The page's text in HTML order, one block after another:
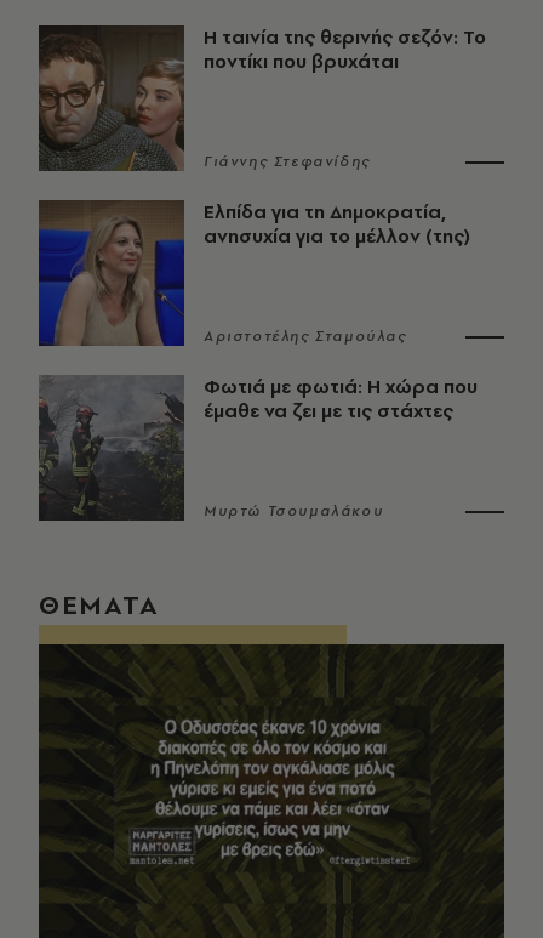
Η ταινία της θερινής σεζόν: Το
ποντίκι που βρυχάται
Γιάννης Στεφανίδης
Ελπίδα για τη Δημοκρατία,
ανησυχία για το μέλλον (της)
Αριστοτέλης Σταμούλας
Φωτιά με φωτιά: Η χώρα που
έμαθε να ζει με τις στάχτες
Μυρτώ Τσουμαλάκου
ΘΕΜΑΤΑ